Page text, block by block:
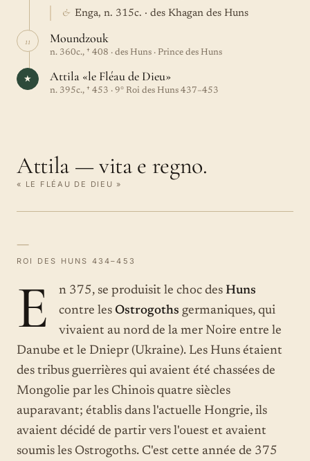
& Enga, n. 315c. · des Khagan des Huns
11 Moundzouk
n. 360c., † 408 · des Huns · Prince des Huns
★ Attila «le Fléau de Dieu»
n. 395c., † 453 · 9° Roi des Huns 437–453
Attila — vita e regno.
« LE FLÉAU DE DIEU »
—
ROI DES HUNS 434–453
E n 375, se produisit le choc des Huns
contre les Ostrogoths germaniques, qui
vivaient au nord de la mer Noire entre le
Danube et le Dniepr (Ukraine). Les Huns étaient
des tribus guerrières qui avaient été chassées de
Mongolie par les Chinois quatre siècles
auparavant; établis dans l'actuelle Hongrie, ils
avaient décidé de partir vers l'ouest et avaient
soumis les Ostrogoths. C'est cette année de 375